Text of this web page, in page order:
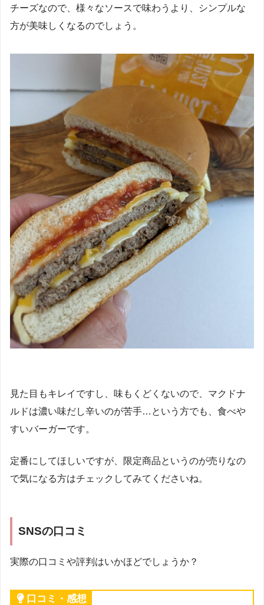
チーズなので、様々なソースで味わうより、シンプルな
方が美味しくなるのでしょう。
見た目もキレイですし、味もくどくないので、マクドナ
ルドは濃い味だし辛いのが苦手…という方でも、食べや
すいバーガーです。
定番にしてほしいですが、限定商品というのが売りなの
で気になる方はチェックしてみてくださいね。
SNSの口コミ
実際の口コミや評判はいかほどでしょうか？
口コミ・感想